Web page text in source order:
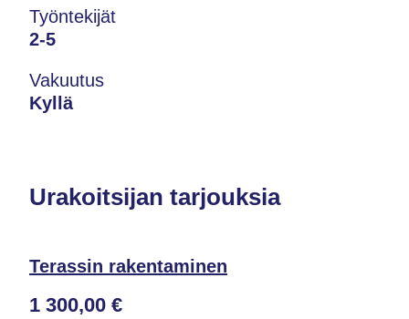
Työntekijät
2-5
Vakuutus
Kyllä
Urakoitsijan tarjouksia
Terassin rakentaminen
1 300,00 €